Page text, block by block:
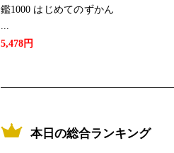
鑑1000 はじめてのずかん
...
5,478円
本日の総合ランキング